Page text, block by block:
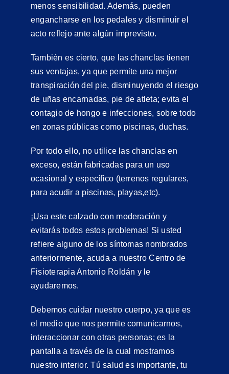
menos sensibilidad. Además, pueden
engancharse en los pedales y disminuir el
acto reflejo ante algún imprevisto.
También es cierto, que las chanclas tienen
sus ventajas, ya que permite una mejor
transpiración del pie, disminuyendo el riesgo
de uñas encarnadas, pie de atleta; evita el
contagio de hongo e infecciones, sobre todo
en zonas públicas como piscinas, duchas.
Por todo ello, no utilice las chanclas en
exceso, están fabricadas para un uso
ocasional y específico (terrenos regulares,
para acudir a piscinas, playas,etc).
¡Usa este calzado con moderación y
evitarás todos estos problemas! Si usted
refiere alguno de los síntomas nombrados
anteriormente, acuda a nuestro Centro de
Fisioterapia Antonio Roldán y le
ayudaremos.
Debemos cuidar nuestro cuerpo, ya que es
el medio que nos permite comunicarnos,
interaccionar con otras personas; es la
pantalla a través de la cual mostramos
nuestro interior. Tú salud es importante, tu